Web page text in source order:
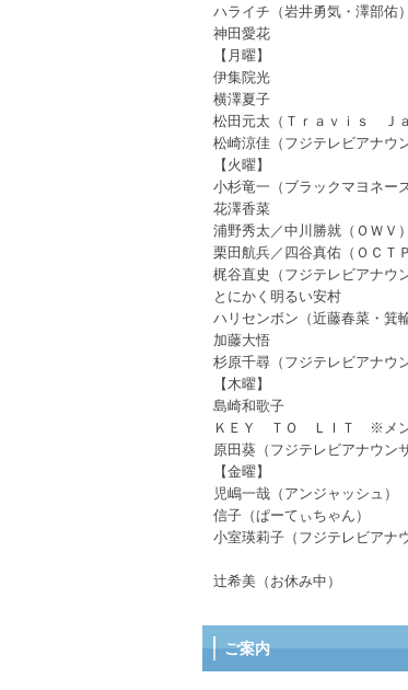
ハライチ（岩井勇気・澤部佑
神田愛花
【月曜】
伊集院光
横澤夏子
松田元太（Ｔｒａｖｉｓ Ｊ
松崎涼佳（フジテレビアナウ
【火曜】
小杉竜一（ブラックマヨネー
花澤香菜
浦野秀太／中川勝就（ＯＷ
栗田航兵／四谷真佑（ＯＣ
梶谷直史（フジテレビアナウ
とにかく明るい安村
ハリセンボン（近藤春菜・箕
加藤大悟
杉原千尋（フジテレビアナウ
【木曜】
島崎和歌子
ＫＥＹ ＴＯ ＬＩＴ ※メ
原田葵（フジテレビアナウン
【金曜】
児嶋一哉（アンジャッシュ）
信子（ぱーてぃちゃん）
小室瑛莉子（フジテレビアナ
辻希美（お休み中）
ご案内